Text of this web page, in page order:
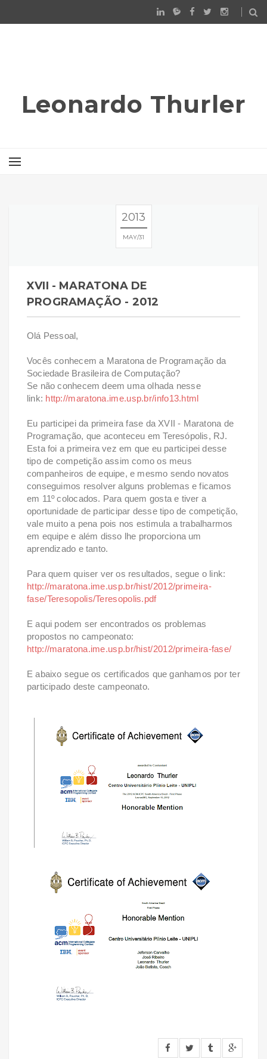
Leonardo Thurler
2013
MAY 31
XVII - MARATONA DE
PROGRAMAÇÃO - 2012
Olá Pessoal,
Vocês conhecem a Maratona de Programação da
Sociedade Brasileira de Computação?
Se não conhecem deem uma olhada nesse
link: http://maratona.ime.usp.br/info13.html
Eu participei da primeira fase da XVII - Maratona de
Programação, que aconteceu em Teresópolis, RJ.
Esta foi a primeira vez em que eu participei desse
tipo de competição assim como os meus
companheiros de equipe, e mesmo sendo novatos
conseguimos resolver alguns problemas e ficamos
em 11º colocados. Para quem gosta e tiver a
oportunidade de participar desse tipo de competição,
vale muito a pena pois nos estimula a trabalharmos
em equipe e além disso lhe proporciona um
aprendizado e tanto.
Para quem quiser ver os resultados, segue o link:
http://maratona.ime.usp.br/hist/2012/primeira-
fase/Teresopolis/Teresopolis.pdf
E aqui podem ser encontrados os problemas
propostos no campeonato:
http://maratona.ime.usp.br/hist/2012/primeira-fase/
E abaixo segue os certificados que ganhamos por ter
participado deste campeonato.